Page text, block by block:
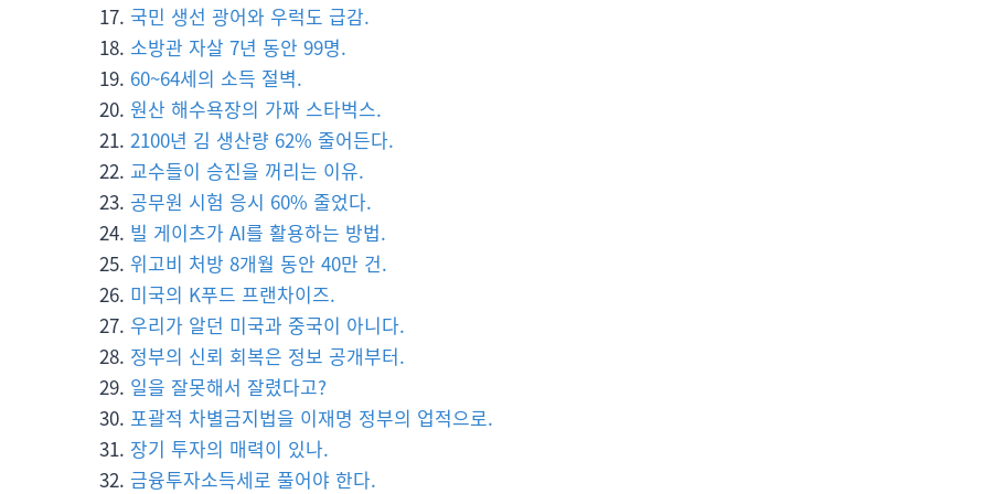
국민 생선 광어와 우럭도 급감.
소방관 자살 7년 동안 99명.
60~64세의 소득 절벽.
원산 해수욕장의 가짜 스타벅스.
2100년 김 생산량 62% 줄어든다.
교수들이 승진을 꺼리는 이유.
공무원 시험 응시 60% 줄었다.
빌 게이츠가 AI를 활용하는 방법.
위고비 처방 8개월 동안 40만 건.
미국의 K푸드 프랜차이즈.
우리가 알던 미국과 중국이 아니다.
정부의 신뢰 회복은 정보 공개부터.
일을 잘못해서 잘렸다고?
포괄적 차별금지법을 이재명 정부의 업적으로.
장기 투자의 매력이 있나.
금융투자소득세로 풀어야 한다.